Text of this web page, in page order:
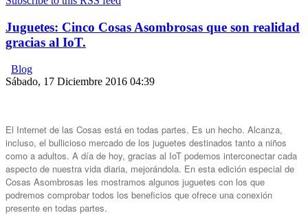
Juguetes: Cinco Cosas Asombrosas que son realidad
gracias al IoT.
Blog
Sábado, 17 Diciembre 2016 04:39
El Internet de las Cosas está en todas partes. Es un hecho. Alcanza,
incluso, el bullicioso mercado de los juguetes destinados tanto a niños
como a adultos. A día de hoy, gracias al IoT podemos interconectar cada
aspecto de nuestra vida diaria, mejorándola. En esta edición especial de
Cosas Asombrosas les mostramos algunos juguetes con los que
podremos comprobar todos los beneficios que ofrece una conexión
presente en todas partes.